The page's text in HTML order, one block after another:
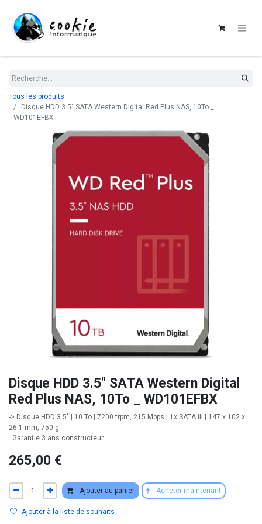
Tous les produits
Disque HDD 3.5" SATA Western Digital Red Plus NAS, 10To _
WD101EFBX
Disque HDD 3.5" SATA Western Digital
Red Plus NAS, 10To _ WD101EFBX
-> Disque HDD 3.5" | 10 To | 7200 trpm, 215 Mbps | 1x SATA III | 147 x 102 x
26.1 mm, 750 g
. Garantie 3 ans constructeur.
265,00 €
Ajouter au panier Acheter maintenant
Ajouter à la liste de souhaits